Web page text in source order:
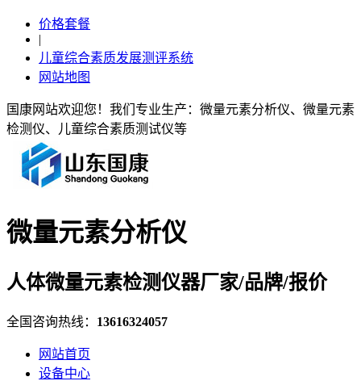
价格套餐
|
儿童综合素质发展测评系统
网站地图
国康网站欢迎您！我们专业生产：微量元素分析仪、微量元素
检测仪、儿童综合素质测试仪等
微量元素分析仪
人体微量元素检测仪器厂家/品牌/报价
全国咨询热线： 13616324057
网站首页
设备中心